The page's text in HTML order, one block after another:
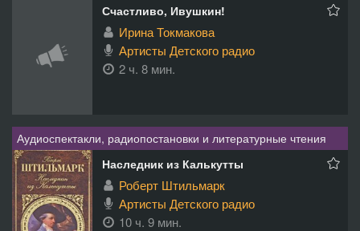
Счастливо, Ивушкин!
Ирина Токмакова
Артисты Детского радио
2 ч. 8 мин.
Аудиоспектакли, радиопостановки и литературные чтения
Наследник из Калькутты
Роберт Штильмарк
Артисты Детского радио
10 ч. 9 мин.